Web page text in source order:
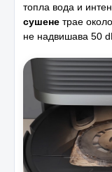
топла вода и
сушене трае около
не надвишава 50